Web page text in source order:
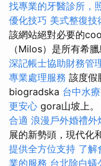
找專業的牙醫診所，
優化技巧 美式整復技
該網站絕對必要的
（Milos）是所有希
深記帳士協助財務管
專業處理服務 該度假
biogradska 台中水
更安心 gora山坡上。
合適 浪漫戶外婚禮外
展的新勢頭，現代化
提供全方位支持 了解
業的服務 台北除白蟻